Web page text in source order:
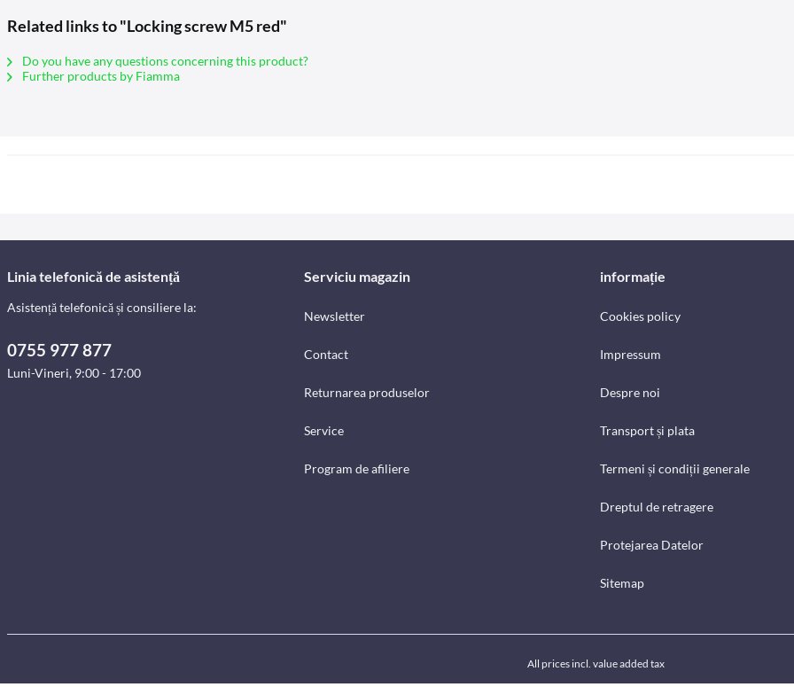
Related links to "Locking screw M5 red"
Do you have any questions concerning this product?
Further products by Fiamma
Linia telefonică de asistență
Asistență telefonică și consiliere la:
0755 977 877
Luni-Vineri, 9:00 - 17:00
Serviciu magazin
Newsletter
Contact
Returnarea produselor
Service
Program de afiliere
informație
Cookies policy
Impressum
Despre noi
Transport și plata
Termeni și condiții generale
Dreptul de retragere
Protejarea Datelor
Sitemap
All prices incl. value added tax